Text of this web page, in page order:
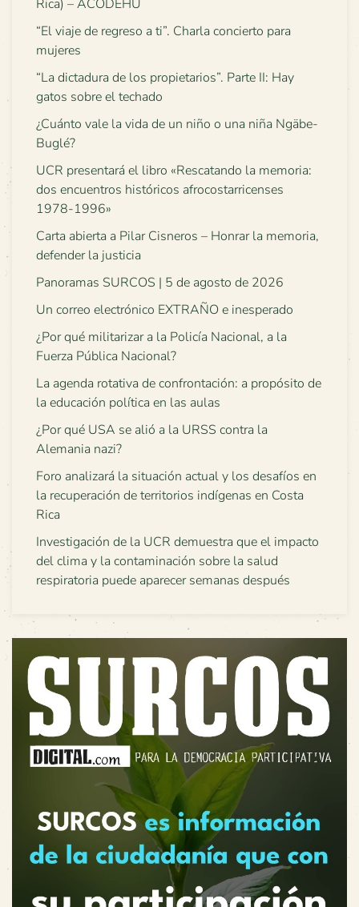
Rica) – ACODEHU
“El viaje de regreso a ti”. Charla concierto para
mujeres
“La dictadura de los propietarios”. Parte II: Hay
gatos sobre el techado
¿Cuánto vale la vida de un niño o una niña Ngäbe-
Buglé?
UCR presentará el libro «Rescatando la memoria:
dos encuentros históricos afrocostarricenses
1978-1996»
Carta abierta a Pilar Cisneros – Honrar la memoria,
defender la justicia
Panoramas SURCOS | 5 de agosto de 2026
Un correo electrónico EXTRAÑO e inesperado
¿Por qué militarizar a la Policía Nacional, a la
Fuerza Pública Nacional?
La agenda rotativa de confrontación: a propósito de
la educación política en las aulas
¿Por qué USA se alió a la URSS contra la
Alemania nazi?
Foro analizará la situación actual y los desafíos en
la recuperación de territorios indígenas en Costa
Rica
Investigación de la UCR demuestra que el impacto
del clima y la contaminación sobre la salud
respiratoria puede aparecer semanas después